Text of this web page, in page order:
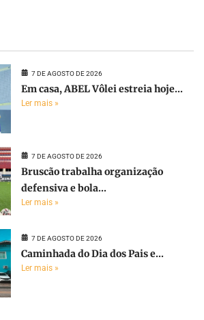
7 DE AGOSTO DE 2026
Em casa, ABEL Vôlei estreia hoje...
Ler mais »
7 DE AGOSTO DE 2026
Bruscão trabalha organização
defensiva e bola...
Ler mais »
7 DE AGOSTO DE 2026
Caminhada do Dia dos Pais e...
Ler mais »